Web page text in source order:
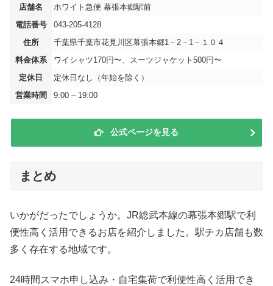
店舗名
ホワイト急便 幕張本郷駅前
電話番号
043-205-4128
住所
千葉県千葉市花見川区幕張本郷1－2－1－１０４
料金体系
ワイシャツ170円〜、スーツジャケット500円〜
定休日
定休日なし（年始を除く）
営業時間
9:00 – 19:00
公式ページを見る
まとめ
いかがだったでしょうか。JR総武本線の幕張本郷駅で利
便性高く活用できるお店を紹介しました。駅チカ店舗も数
多く存在する地域です。
24時間スマホ申し込み・自宅集荷で利便性高く活用でき